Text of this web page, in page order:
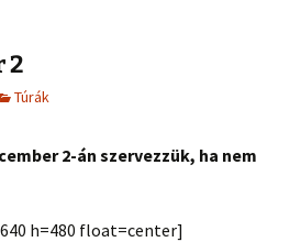
2
Túrák
2-án szervezzük, ha nem
h=480 float=center]